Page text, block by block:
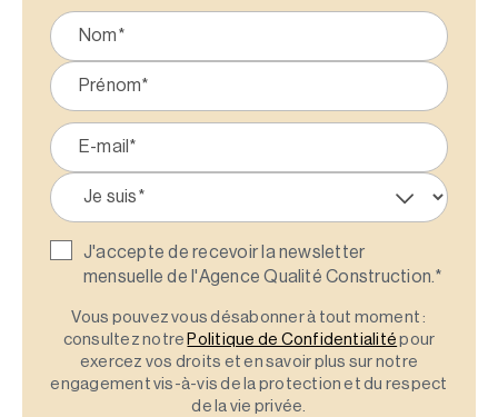
J'accepte de recevoir la newsletter
mensuelle de l'Agence Qualité Construction.*
Vous pouvez vous désabonner à tout moment :
consultez notre Politique de Confidentialité pour
exercez vos droits et en savoir plus sur notre
engagement vis-à-vis de la protection et du respect
de la vie privée.